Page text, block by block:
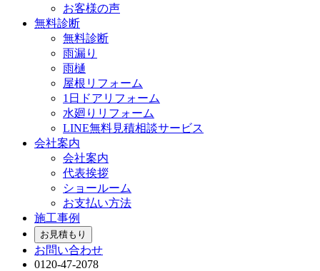
お客様の声
無料診断
無料診断
雨漏り
雨樋
屋根リフォーム
1日ドアリフォーム
水廻りリフォーム
LINE無料見積相談サービス
会社案内
会社案内
代表挨拶
ショールーム
お支払い方法
施工事例
お見積もり
お問い合わせ
0120-47-2078